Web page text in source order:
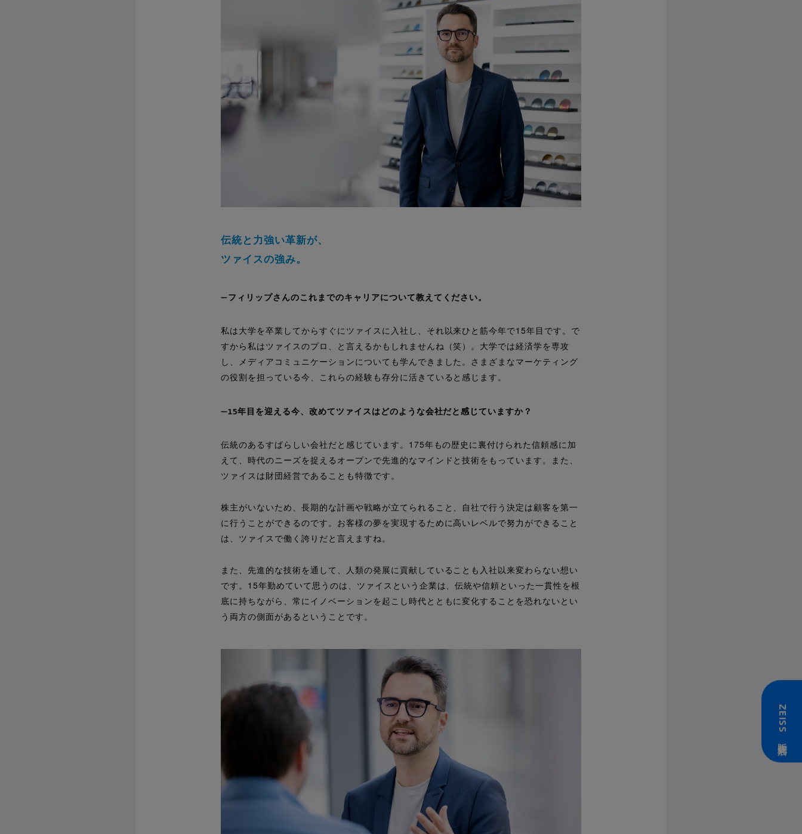
トップページ
ZEISS PEOPLEとは
記事一覧
RECOMMENDERS
EYEWEAR STORES
ZEISS PERSPECTIVES
Facts 良いメガネの秘密
ZEISS ビジョンセンター
ZEISS ビジョンエキスパート
伝統と力強い革新が、
ツァイスの強み。
フィリップさんのこれまでのキャリアについて教えてください。
私は大学を卒業してからすぐにツァイスに入社し、それ以来ひと筋今年で15年目です。で
すから私はツァイスのプロ、と言えるかもしれませんね（笑）。大学では経済学を専攻
し、メディアコミュニケーションについても学んできました。さまざまなマーケティング
の役割を担っている今、これらの経験も存分に活きていると感じます。
15年目を迎える今、改めてツァイスはどのような会社だと感じていますか？
伝統のあるすばらしい会社だと感じています。175年もの歴史に裏付けられた信頼感に加
えて、時代のニーズを捉えるオープンで先進的なマインドと技術をもっています。また、
ツァイスは財団経営であることも特徴です。
株主がいないため、長期的な計画や戦略が立てられること、自社で行う決定は顧客を第一
に行うことができるのです。お客様の夢を実現するために高いレベルで努力ができること
は、ツァイスで働く誇りだと言えますね。
また、先進的な技術を通して、人類の発展に貢献していることも入社以来変わらない想い
です。15年勤めていて思うのは、ツァイスという企業は、伝統や信頼といった一貫性を根
底に持ちながら、常にイノベーションを起こし時代とともに変化することを恐れないとい
う両方の側面があるということです。
ZEISS 販売店